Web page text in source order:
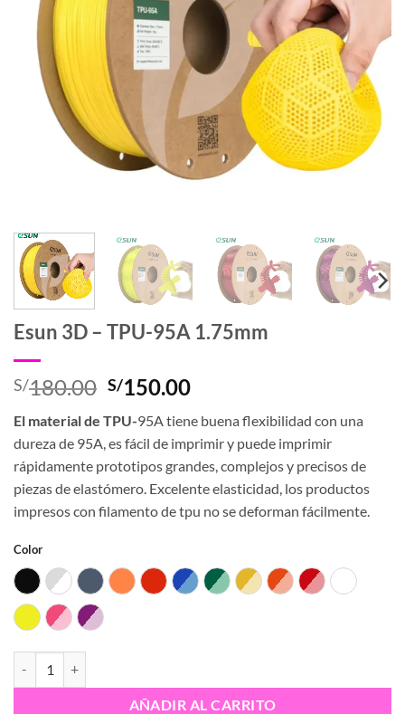
Esun 3D – TPU-95A 1.75mm
S/180.00 El
original
era:
S/180.00.
S/150.00El
actual
es:
S/150.00.
El material de TPU-95A tiene buena flexibilidad con una
dureza de 95A, es fácil de imprimir y puede imprimir
rápidamente prototipos grandes, complejos y precisos de
piezas de elastómero. Excelente elasticidad, los productos
impresos con filamento de tpu no se deforman fácilmente.
Color
BlackClear Grey OrangeRed Transparent Blue
Transparent Green
Transparent Yellow
Transparente Orange
Transparente
White
YellowTransparent Pink
Transparent Purple
AÑADIR AL CARRITO